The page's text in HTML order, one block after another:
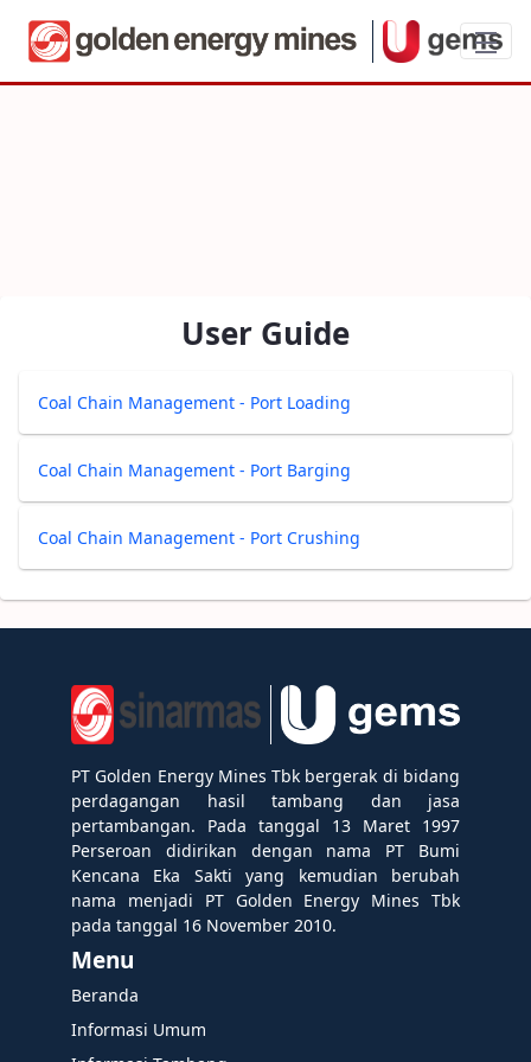
Coal Chain Management - Port
User Guide
Coal Chain Management - Port Loading
Coal Chain Management - Port Barging
Coal Chain Management - Port Crushing
PT Golden Energy Mines Tbk bergerak di bidang
perdagangan hasil tambang dan jasa
pertambangan. Pada tanggal 13 Maret 1997
Perseroan didirikan dengan nama PT Bumi
Kencana Eka Sakti yang kemudian berubah
nama menjadi PT Golden Energy Mines Tbk
pada tanggal 16 November 2010.
Menu
Beranda
Informasi Umum